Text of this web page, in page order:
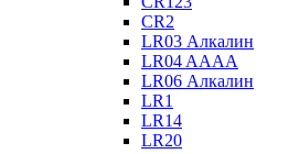
CR2
LR03 Алкалин
LR04 AAAA
LR06 Алкалин
LR1
LR14
LR20